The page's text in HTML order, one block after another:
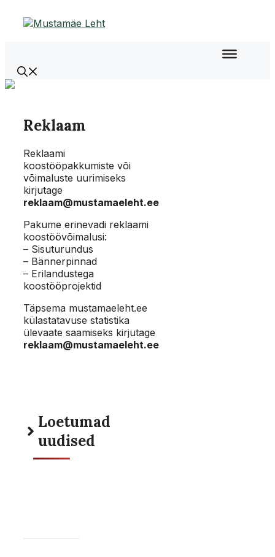
Reklaam
Reklaami
koostööpakkumiste või
võimaluste uurimiseks
kirjutage
reklaam@mustamaeleht.ee
Pakume erinevadi reklaami
koostöövõimalusi:
– Sisuturundus
– Bännerpinnad
– Erilandustega
koostööprojektid
Täpsema mustamaeleht.ee
külastatavuse statistika
ülevaate saamiseks kirjutage
reklaam@mustamaeleht.ee
Loetumad
uudised